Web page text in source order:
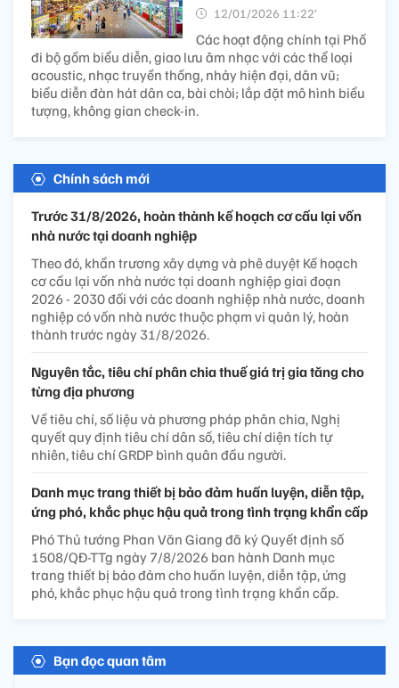
12/01/2026 11:22’
Các hoạt động chính tại Phố
đi bộ gồm biểu diễn, giao lưu âm nhạc với các thể loại
acoustic, nhạc truyền thống, nhảy hiện đại, dân vũ;
biểu diễn đàn hát dân ca, bài chòi; lắp đặt mô hình biểu
tượng, không gian check-in.
Chính sách mới
Trước 31/8/2026, hoàn thành kế hoạch cơ cấu lại vốn
nhà nước tại doanh nghiệp
Theo đó, khẩn trương xây dựng và phê duyệt Kế hoạch
cơ cấu lại vốn nhà nước tại doanh nghiệp giai đoạn
2026 - 2030 đối với các doanh nghiệp nhà nước, doanh
nghiệp có vốn nhà nước thuộc phạm vi quản lý, hoàn
thành trước ngày 31/8/2026.
Nguyên tắc, tiêu chí phân chia thuế giá trị gia tăng cho
từng địa phương
Về tiêu chí, số liệu và phương pháp phân chia, Nghị
quyết quy định tiêu chí dân số, tiêu chí diện tích tự
nhiên, tiêu chí GRDP bình quân đầu người.
Danh mục trang thiết bị bảo đảm huấn luyện, diễn tập,
ứng phó, khắc phục hậu quả trong tình trạng khẩn cấp
Phó Thủ tướng Phan Văn Giang đã ký Quyết định số
1508/QĐ-TTg ngày 7/8/2026 ban hành Danh mục
trang thiết bị bảo đảm cho huấn luyện, diễn tập, ứng
phó, khắc phục hậu quả trong tình trạng khẩn cấp.
Bạn đọc quan tâm